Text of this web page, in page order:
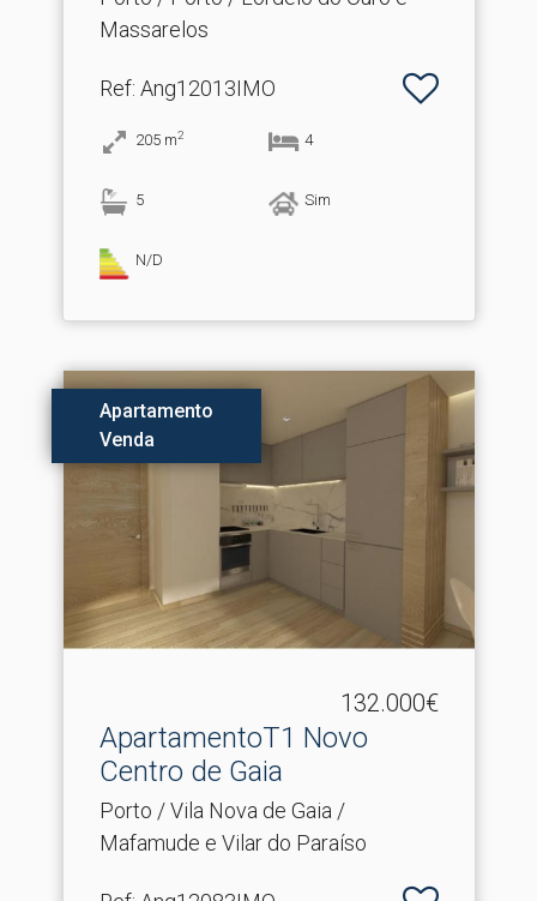
Massarelos
Ref: Ang12013IMO
205 m2 4
5 Sim
N/D
Apartamento
Venda
132.000€
ApartamentoT1 Novo
Centro de Gaia
Porto / Vila Nova de Gaia /
Mafamude e Vilar do Paraíso